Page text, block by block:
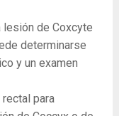
lesión de Coxcyte
determinarse
y un examen
para